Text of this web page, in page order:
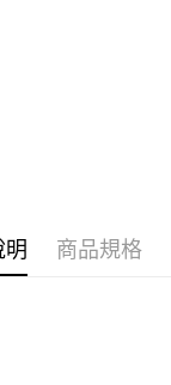
明 商品規格